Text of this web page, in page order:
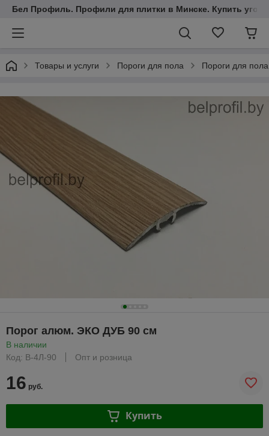
Бел Профиль. Профили для плитки в Минске. Купить
Товары и услуги Пороги для пола Пороги для
Порог алюм. ЭКО ДУБ 90 см
В наличии
Код: В-4Л-90
Опт и розница
16 руб.
Купить